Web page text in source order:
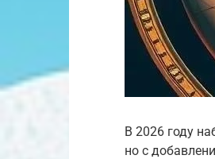
В 2026 году
но с